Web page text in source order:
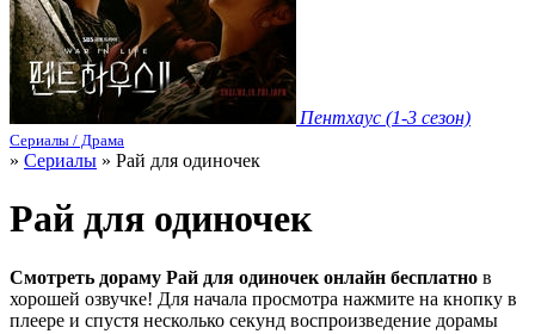
Пентхаус (1-3 сезон)
Сериалы / Драма
» Сериалы » Рай для одиночек
Рай для одиночек
Смотреть дораму Рай для одиночек онлайн бесплатно в
хорошей озвучке! Для начала просмотра нажмите на кнопку в
плеере и спустя несколько секунд воспроизведение дорамы